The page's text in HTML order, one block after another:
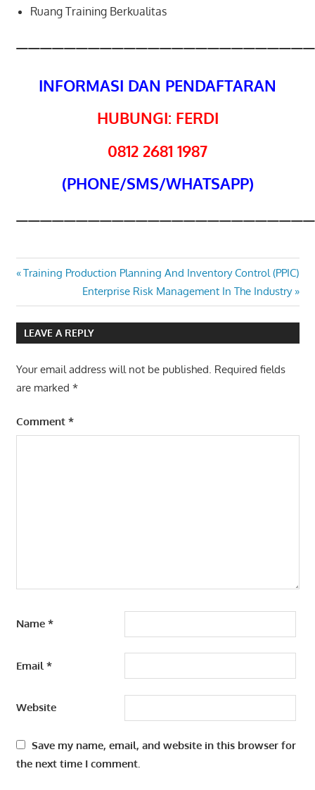
Ruang Training Berkualitas
INFORMASI DAN PENDAFTARAN
HUBUNGI: FERDI
0812 2681 1987
(PHONE/SMS/WHATSAPP)
CONTRACT
DRAFTING
AND LEGAL
ASPECT
LEGAL
Post
navigation
Previous
Training Production Planning And Inventory Control (PPIC)
Next
Post:
Enterprise Risk Management In The Industry
LEAVE A REPLY
Your email address will not be published. Required fields
are marked *
Comment *
Name *
Email*
Website
Save my name, email, and website in this browser for
the next time I comment.